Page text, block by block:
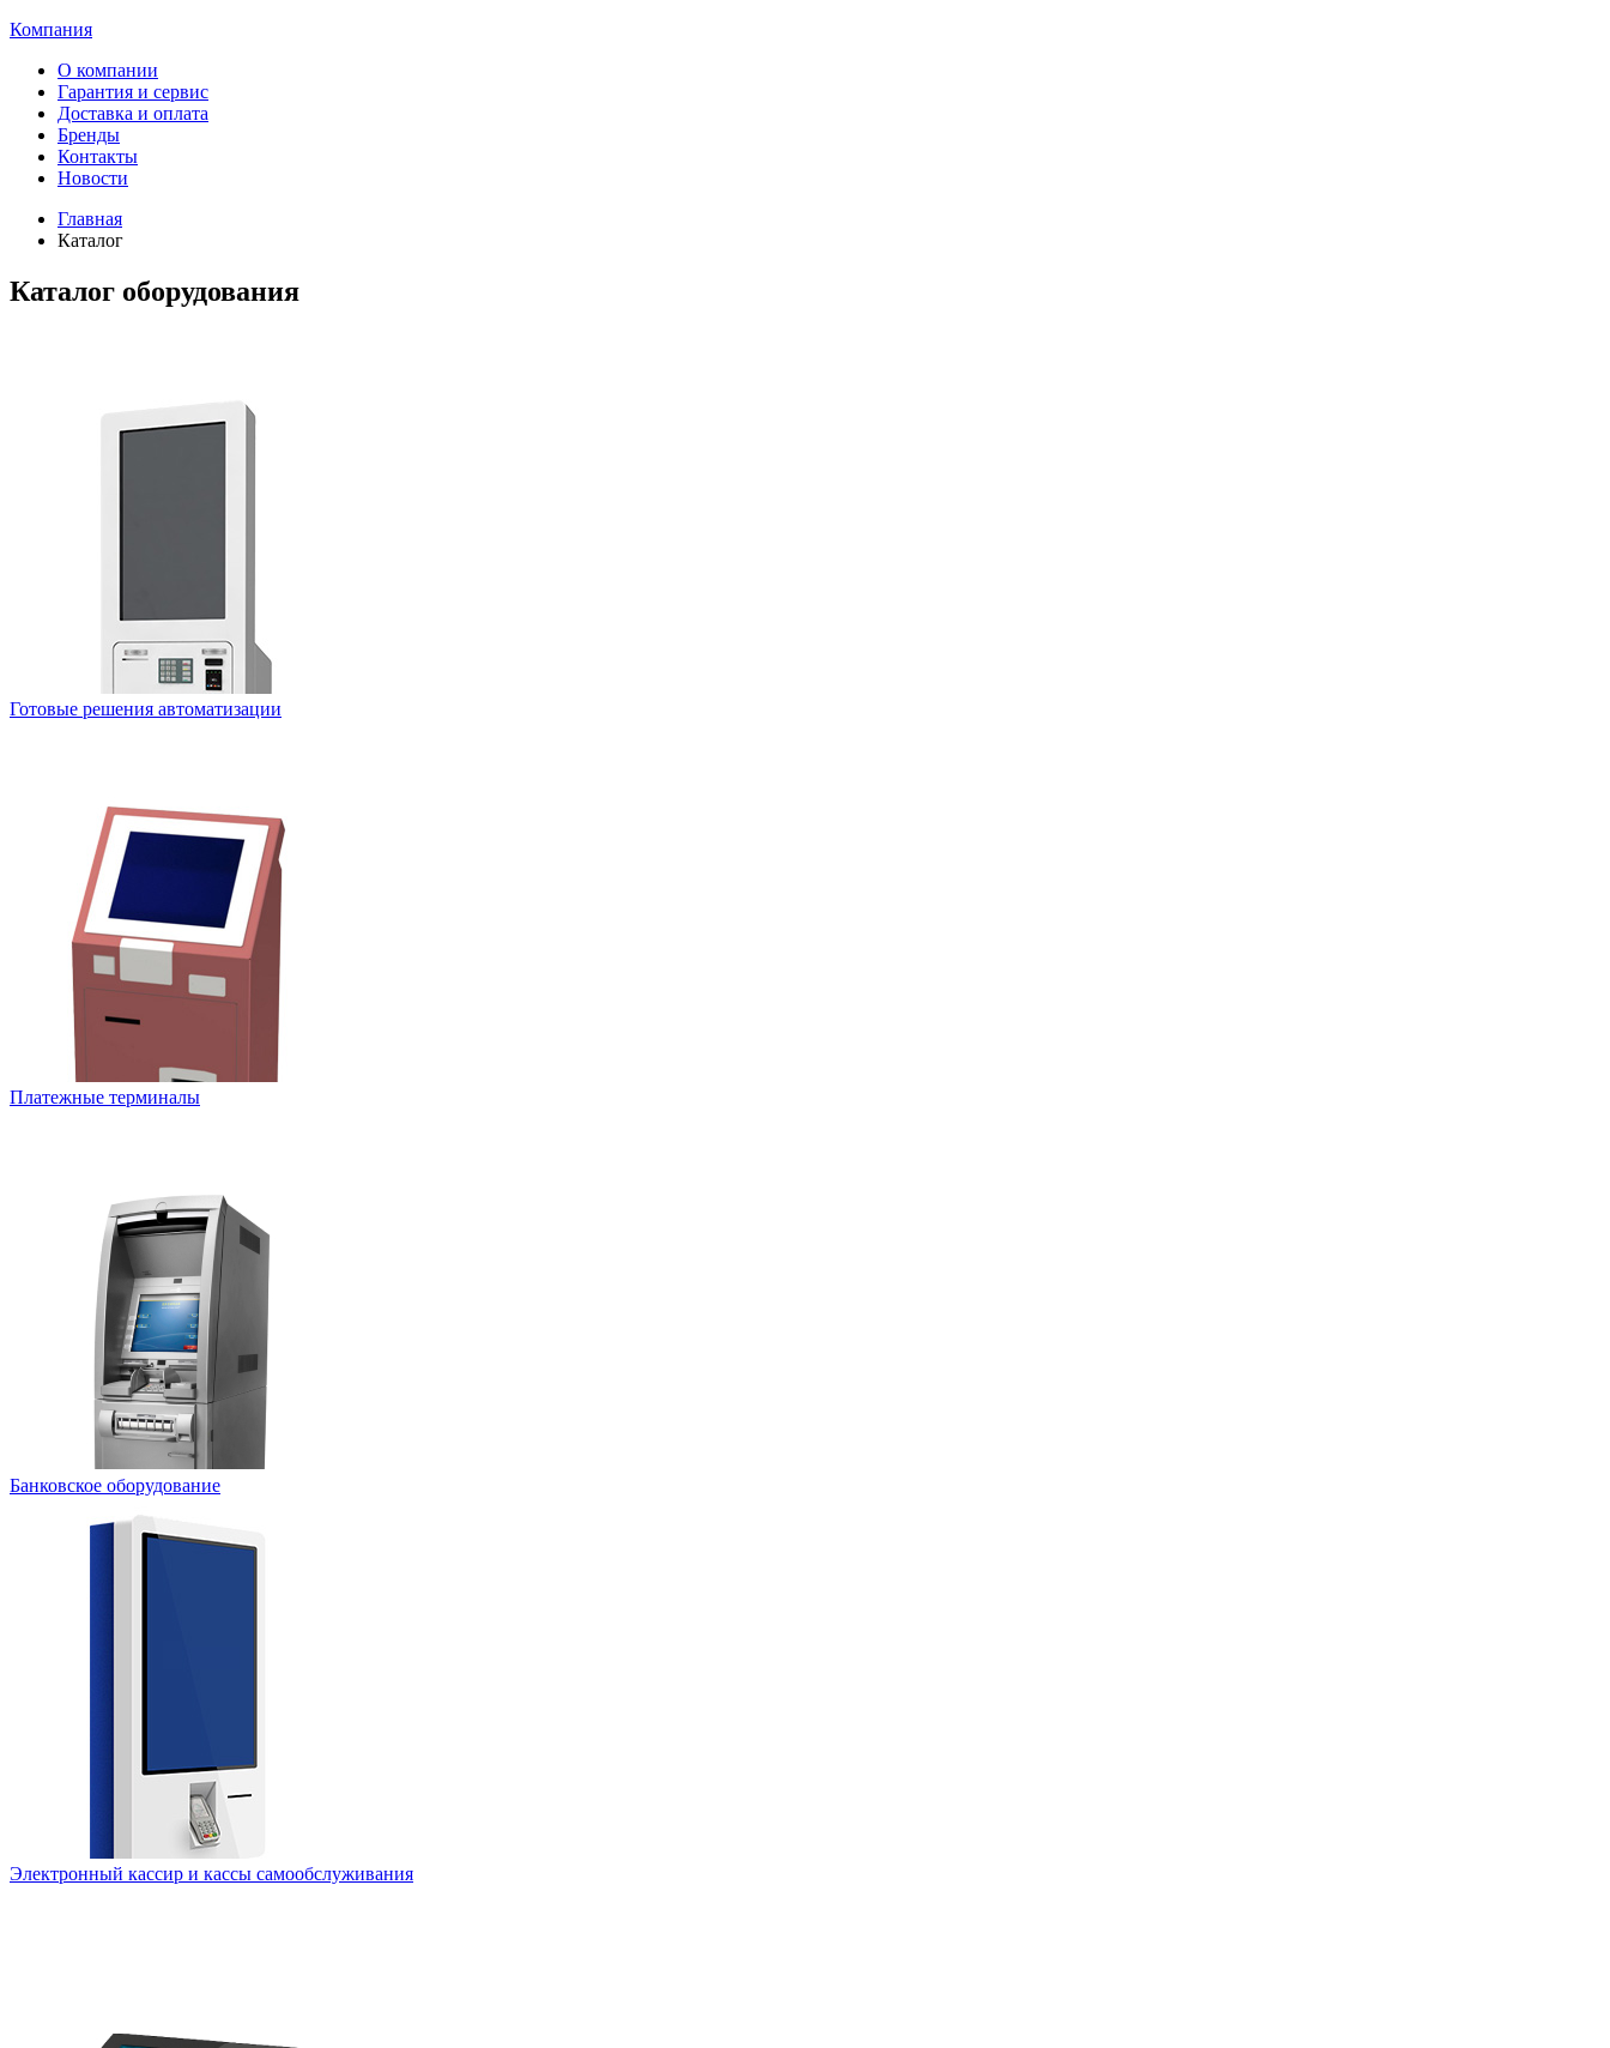
Компания
О компании
Гарантия и сервис
Доставка и оплата
Бренды
Контакты
Новости
Главная
Каталог
Каталог оборудования
Готовые решения автоматизации
Платежные терминалы
Банковское оборудование
Электронный кассир и кассы самообслуживания